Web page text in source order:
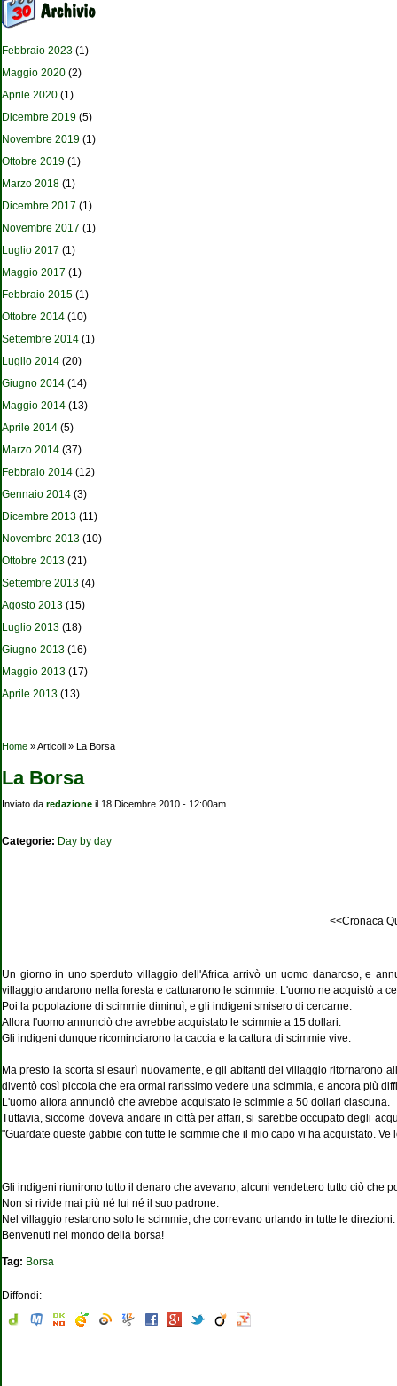
Febbraio 2023 (1)
Maggio 2020 (2)
Aprile 2020 (1)
Dicembre 2019 (5)
Novembre 2019 (1)
Ottobre 2019 (1)
Marzo 2018 (1)
Dicembre 2017 (1)
Novembre 2017 (1)
Luglio 2017 (1)
Maggio 2017 (1)
Febbraio 2015 (1)
Ottobre 2014 (10)
Settembre 2014 (1)
Luglio 2014 (20)
Giugno 2014 (14)
Maggio 2014 (13)
Aprile 2014 (5)
Marzo 2014 (37)
Febbraio 2014 (12)
Gennaio 2014 (3)
Dicembre 2013 (11)
Novembre 2013 (10)
Ottobre 2013 (21)
Settembre 2013 (4)
Agosto 2013 (15)
Luglio 2013 (18)
Giugno 2013 (16)
Maggio 2013 (17)
Aprile 2013 (13)
Tu sei qui
Home » Articoli » La Borsa
La Borsa
Inviato da redazione il 18 Dicembre 2010 - 12:00am
Categorie: Day by day
<<Cronaca
Un giorno in uno sperduto villaggio dell'Africa arrivò un uomo danaroso, e
villaggio andarono nella foresta e catturarono le scimmie. L'uomo ne acquistò a
Poi la popolazione di scimmie diminuì, e gli indigeni smisero di cercarne.
Allora l'uomo annunciò che avrebbe acquistato le scimmie a 15 dollari.
Gli indigeni dunque ricominciarono la caccia e la cattura di scimmie vive.
Ma presto la scorta si esaurì nuovamente, e gli abitanti del villaggio ritornarono
diventò così piccola che era ormai rarissimo vedere una scimmia, e ancora più
L'uomo allora annunciò che avrebbe acquistato le scimmie a 50 dollari ciascuna.
Tuttavia, siccome doveva andare in città per affari, si sarebbe occupato degli
"Guardate queste gabbie con tutte le scimmie che il mio capo vi ha acquistato.
Gli indigeni riunirono tutto il denaro che avevano, alcuni vendettero tutto ciò che
Non si rivide mai più né lui né il suo padrone.
Nel villaggio restarono solo le scimmie, che correvano urlando in tutte le direzioni.
Benvenuti nel mondo della borsa!
Tag: Borsa
Diffondi: